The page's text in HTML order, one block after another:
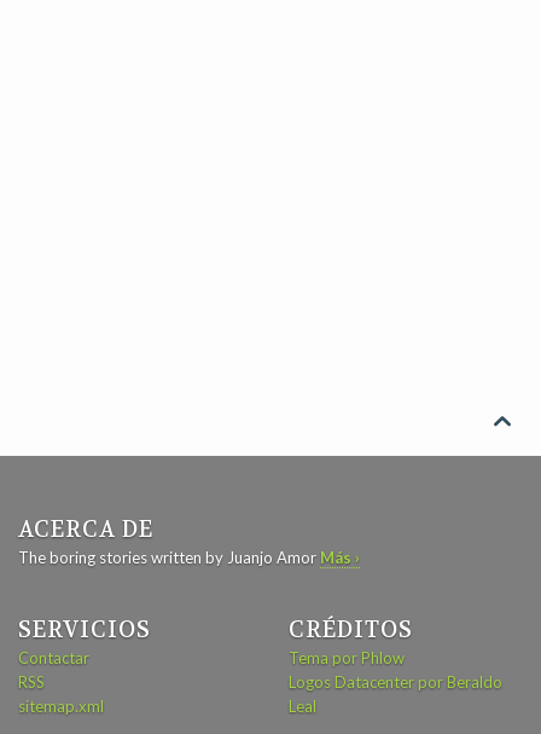

ACERCA DE
The boring stories written by Juanjo Amor Más ›
SERVICIOS
Contactar
RSS
sitemap.xml
CRÉDITOS
Tema por Phlow
Logos Datacenter por Beraldo
Leal